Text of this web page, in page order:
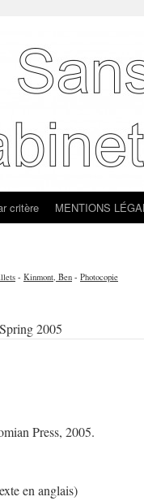
critère MENTIONS
- Kinmont, Ben - Photocopie
2005
Press, 2005.
en anglais)